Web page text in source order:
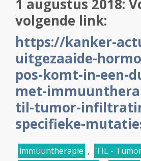
1 augustus 2018:
volgende link:
https://kanker-
uitgezaaide-
pos-komt-in-een-
met-
til-tumor-
specifieke-
immuuntherapie ,
TIL -